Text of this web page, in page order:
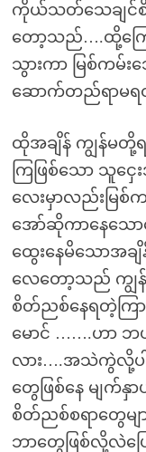
ကိုယ်သတ်သေချင်စိတ်
တော့သည်….ထို့ကြေ
သွားကာ မြစ်ကမ်
ဆောက်တည်ရာမ
ထိုအချိန် ကျွန်မ
ကြဖြစ်သော သူငှေ
လေးမှာလည်းမြစ်
အော်ဆိုကာနေသေ
ထွေးနေမိသောအခ
လေတော့သည် ကျွ
စိတ်ညစ်နေရတဲ့ကြ
မောင် …….ဟာ ဘ
လား….အသဲကွဲလို့ပ
တွေဖြစ်နေ မျက်နှ
စိတ်ညစ်စရာတွေမ
ဘာတွေဖြစ်လို့လဲပ